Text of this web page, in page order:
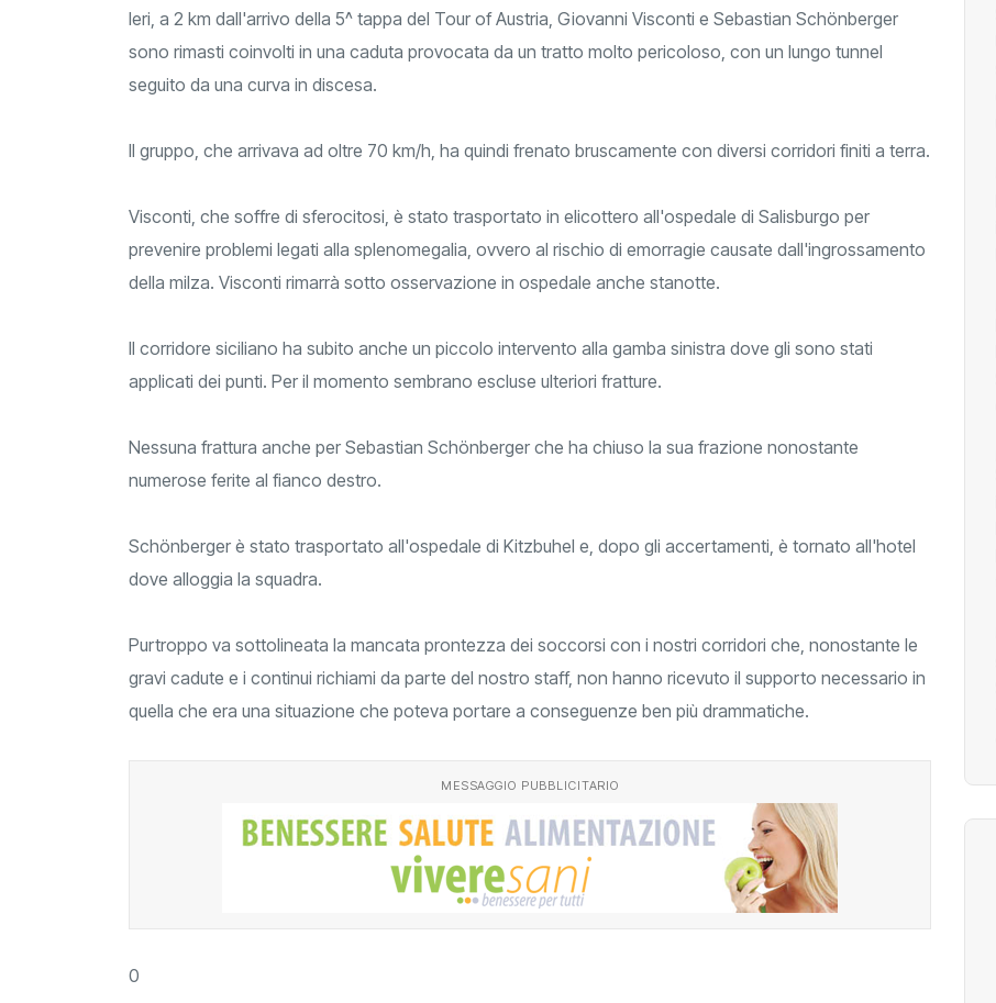
Ieri, a 2 km dall'arrivo della 5^ tappa del Tour of Austria, Giovanni Visconti e Sebastian Schönberger
sono rimasti coinvolti in una caduta provocata da un tratto molto pericoloso, con un lungo tunnel
seguito da una curva in discesa.
Il gruppo, che arrivava ad oltre 70 km/h, ha quindi frenato bruscamente con diversi corridori finiti a terra.
Visconti, che soffre di sferocitosi, è stato trasportato in elicottero all'ospedale di Salisburgo per
prevenire problemi legati alla splenomegalia, ovvero al rischio di emorragie causate dall'ingrossamento
della milza. Visconti rimarrà sotto osservazione in ospedale anche stanotte.
Il corridore siciliano ha subito anche un piccolo intervento alla gamba sinistra dove gli sono stati
applicati dei punti. Per il momento sembrano escluse ulteriori fratture.
Nessuna frattura anche per Sebastian Schönberger che ha chiuso la sua frazione nonostante
numerose ferite al fianco destro.
Schönberger è stato trasportato all'ospedale di Kitzbuhel e, dopo gli accertamenti, è tornato all'hotel
dove alloggia la squadra.
Purtroppo va sottolineata la mancata prontezza dei soccorsi con i nostri corridori che, nonostante le
gravi cadute e i continui richiami da parte del nostro staff, non hanno ricevuto il supporto necessario in
quella che era una situazione che poteva portare a conseguenze ben più drammatiche.
MESSAGGIO PUBBLICITARIO
0